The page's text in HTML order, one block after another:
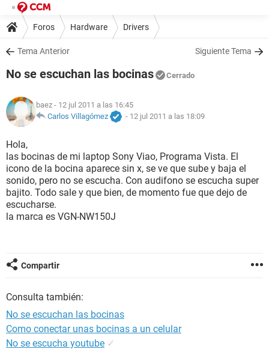
Foros Hardware Drivers
Tema Anterior Siguiente Tema
No se escuchan las bocinas Cerrado
baez - 12 jul 2011 a las 16:45
Carlos Villagómez
- 12 jul 2011 a las 18:09
Hola,
las bocinas de mi laptop Sony Viao, Programa Vista. El
icono de la bocina aparece sin x, se ve que sube y baja el
sonido, pero no se escucha. Con audifono se escucha super
bajito. Todo sale y que bien, de momento fue que dejo de
escucharse.
la marca es VGN-NW150J
Compartir
Consulta también:
No se escuchan las bocinas
Como conectar unas bocinas a un celular
No se escucha youtube ✓